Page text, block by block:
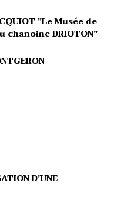
"Le Musée de
DRIOTON"
D'UNE